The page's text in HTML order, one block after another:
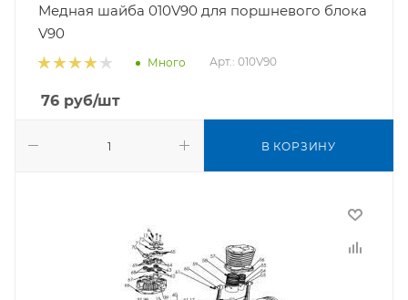
Медная шайба 010V90 для поршневого блока
V90
Много Арт.: 010V90
76 руб/шт
В КОРЗИНУ